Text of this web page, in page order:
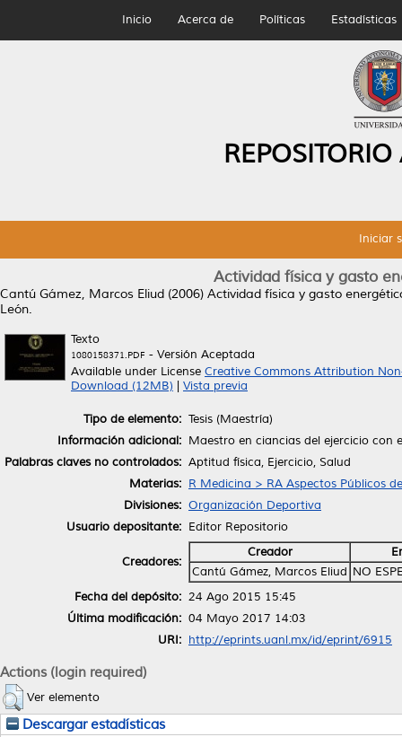
Inicio Acerca de Políticas Estadísticas
Iniciar
Actividad física y gasto
Cantú Gámez, Marcos Eliud (2006) Actividad física y gasto
León.
Texto
1080158371.PDF - Versión Aceptada
Available under License Creative Commons Attribution
Download (12MB)
Vista previa
Tipo de elemento: Tesis (Maestría)
Información adicional: Maestro en ciancias del ejercicio con
Palabras claves no controlados: Aptitud física, Ejercicio, Salud
Materias: R Medicina > RA Aspectos Públicos
Divisiones: Organización Deportiva
Usuario depositante: Editor Repositorio
Creadores:
Creador
Cantú Gámez, Marcos Eliud NO
Fecha del depósito: 24 Ago 2015 15:45
Última modificación: 04 Mayo 2017 14:03
URI: http://eprints.uanl.mx/id/eprint/6915
Actions (login required)
Ver elemento
Descargar estadísticas